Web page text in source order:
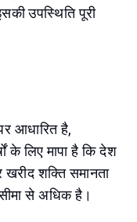
उपस्थिति पूरी
आधारित है,
के लिए मापा है कि देश
शक्ति समानता
से अधिक है।